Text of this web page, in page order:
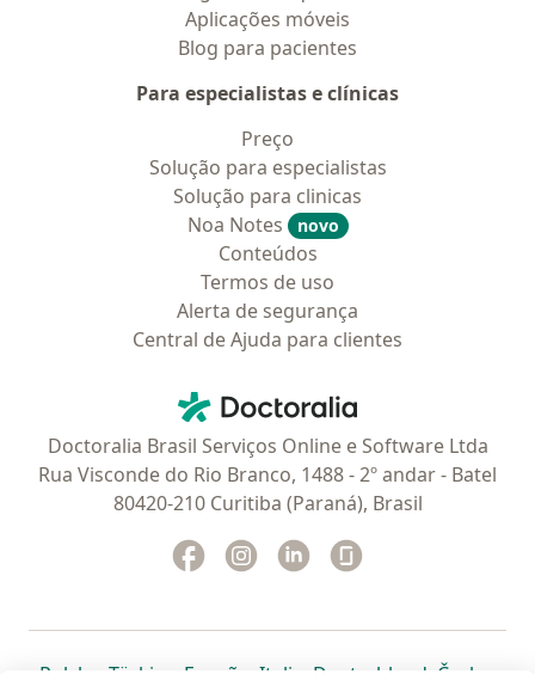
Aplicações móveis
Blog para pacientes
Para especialistas e clínicas
Preço
Solução para especialistas
Solução para clinicas
Noa Notes
novo
Conteúdos
Termos de uso
Alerta de segurança
Central de Ajuda para clientes
Doctoralia - Homepage
Doctoralia Brasil Serviços Online e Software Ltda
Rua Visconde do Rio Branco, 1488 - 2º andar - Batel
80420-210 Curitiba (Paraná), Brasil
Facebook
abre num novo separador
Instagram
abre num novo separador
Linkedin
abre num novo